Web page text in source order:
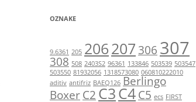
OZNAKE
9.6361 205 206207 306 307
308 508 2403S2 96361 133846 503539 503547
503550 81932056 1318573080 060810222010
aditiv antifriz BAEQ126 Berlingo
BoxerC2 C3C4C5 ecs FIRST